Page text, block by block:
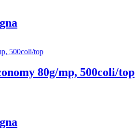
80g/mp, 500coli/top